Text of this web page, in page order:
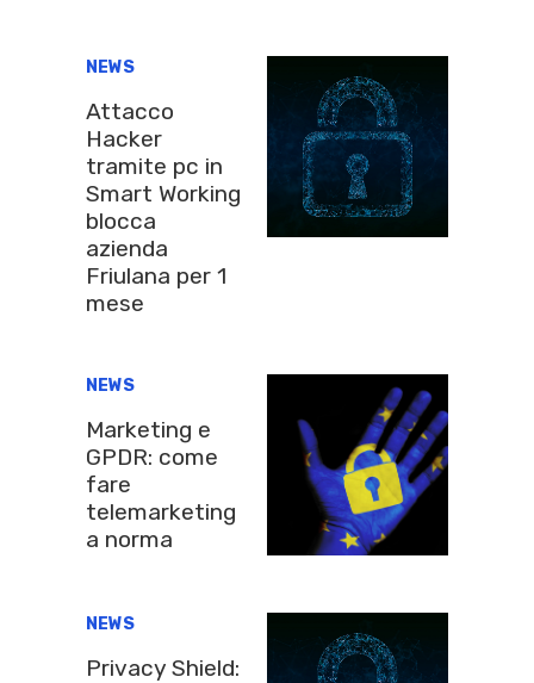
NEWS
Attacco
Hacker
tramite pc in
Smart Working
blocca
azienda
Friulana per 1
mese
NEWS
Marketing e
GPDR: come
fare
telemarketing
a norma
NEWS
Privacy Shield: